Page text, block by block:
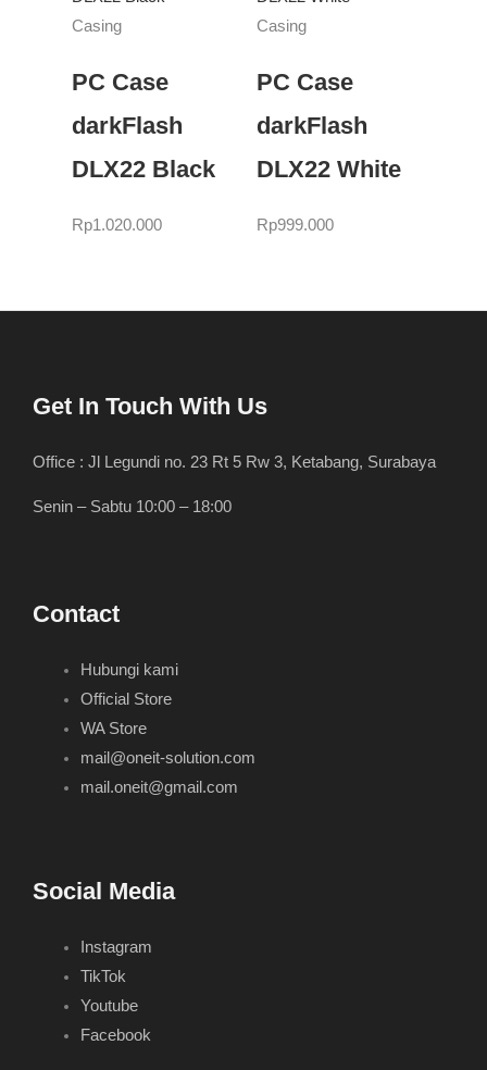
Casing
PC Case
darkFlash
DLX22 Black
Rp1.020.000
Casing
PC Case
darkFlash
DLX22 White
Rp999.000
Get In Touch With Us
Office : Jl Legundi no. 23 Rt 5 Rw 3, Ketabang, Surabaya
Senin – Sabtu 10:00 – 18:00
Contact
Hubungi kami
Official Store
WA Store
mail@oneit-solution.com
mail.oneit@gmail.com
Social Media
Instagram
TikTok
Youtube
Facebook